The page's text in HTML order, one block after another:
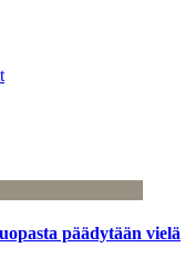
päädytään vielä